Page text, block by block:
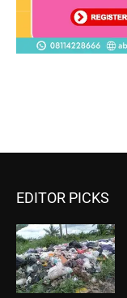
EDITOR PICKS